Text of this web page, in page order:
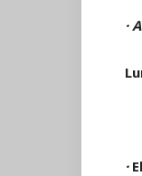
·
·